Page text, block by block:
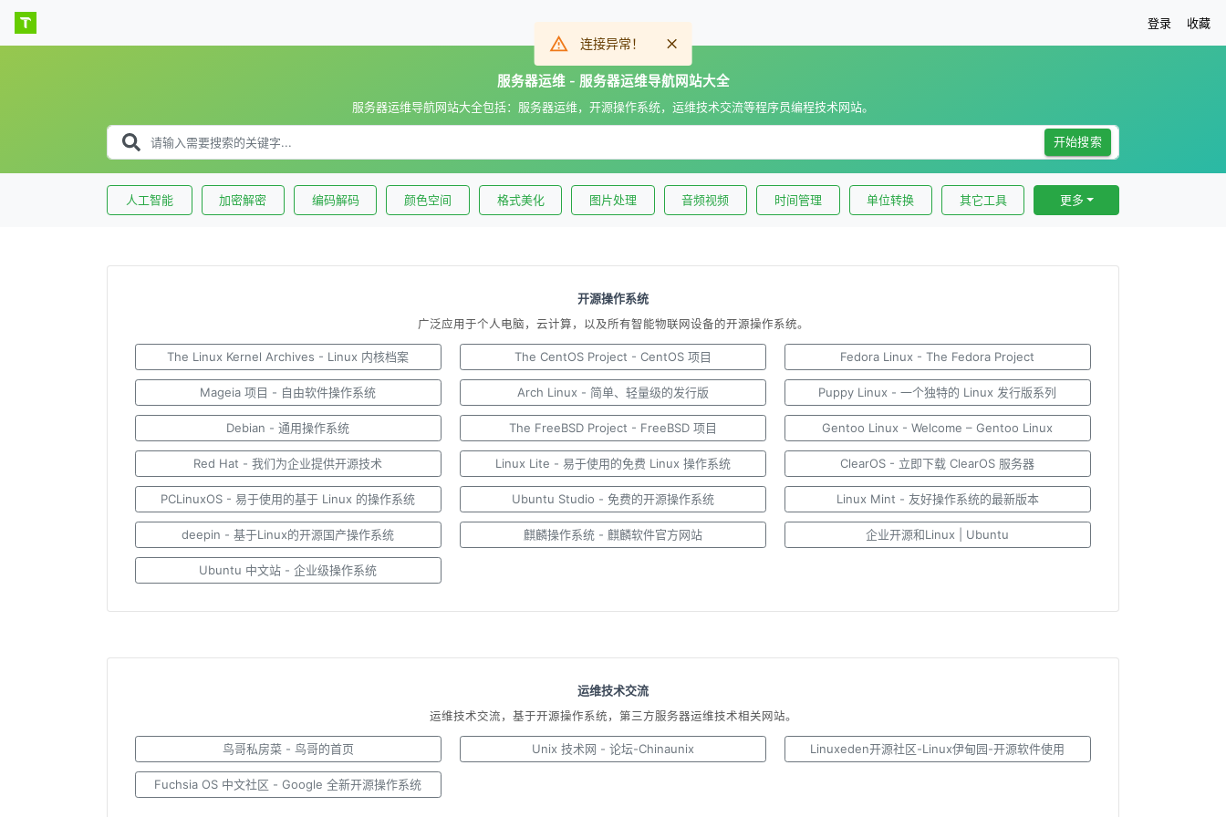
登录 收藏
服务器运维 - 服务器运维导航网站大全
服务器运维导航网站大全包括：服务器运维，开源操作系统，运维技术交流等程序员编程技术网站。
开始搜索
人工智能 加密解密 编码解码 颜色空间 格式美化 图片处理 音频视频 时间管理 单位转换 其它工具 更多
开源操作系统
广泛应用于个人电脑，云计算，以及所有智能物联网设备的开源操作系统。
The Linux Kernel Archives - Linux 内核档案 The CentOS Project - CentOS 项目 Fedora Linux - The Fedora Project
Mageia 项目 - 自由软件操作系统 Arch Linux - 简单、轻量级的发行版 Puppy Linux - 一个独特的 Linux 发行版系列
Debian - 通用操作系统 The FreeBSD Project - FreeBSD 项目 Gentoo Linux - Welcome – Gentoo Linux
Red Hat - 我们为企业提供开源技术 Linux Lite - 易于使用的免费 Linux 操作系统 ClearOS - 立即下载 ClearOS 服务器
PCLinuxOS - 易于使用的基于 Linux 的操作系统 Ubuntu Studio - 免费的开源操作系统 Linux Mint - 友好操作系统的最新版本
deepin - 基于Linux的开源国产操作系统 麒麟操作系统 - 麒麟软件官方网站 企业开源和Linux | Ubuntu
Ubuntu 中文站 - 企业级操作系统
运维技术交流
运维技术交流，基于开源操作系统，第三方服务器运维技术相关网站。
鸟哥私房菜 - 鸟哥的首页 Unix 技术网 - 论坛-Chinaunix Linuxeden开源社区-Linux伊甸园-开源软件使用
Fuchsia OS 中文社区 - Google 全新开源操作系统
连接异常！